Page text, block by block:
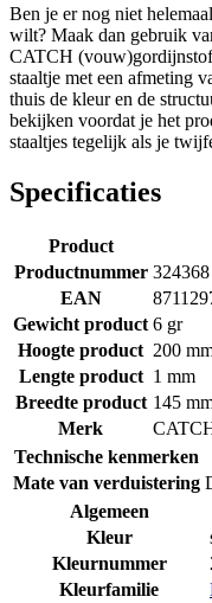
Ben je er nog niet
wilt? Maak dan gebruik
CATCH (vouw)gordijnstof
staaltje met een afmeting
thuis de kleur en de
bekijken voordat je het
staaltjes tegelijk als je
Specificaties
Product
Productnummer 324368
EAN
Gewicht product 6 gr
Hoogte product 200
Lengte product 1 mm
Breedte product 145
Merk
Technische kenmerken
Mate van verduistering
Algemeen
Kleur
Kleurnummer
Kleurfamilie